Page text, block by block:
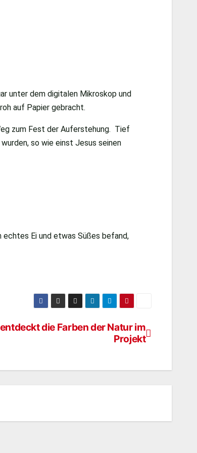
unter dem digitalen Mikroskop und
auf Papier gebracht.
zum Fest der Auferstehung. Tief
so wie einst Jesus seinen
echtes Ei und etwas Süßes befand,
die Farben der Natur im
Projekt